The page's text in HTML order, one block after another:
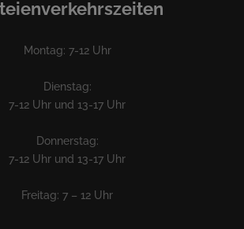
Montag: 7-12 Uhr
Dienstag:
7-12 Uhr und 13-17 Uhr
Donnerstag:
7-12 Uhr und 13-17 Uhr
Freitag: 7 – 12 Uhr